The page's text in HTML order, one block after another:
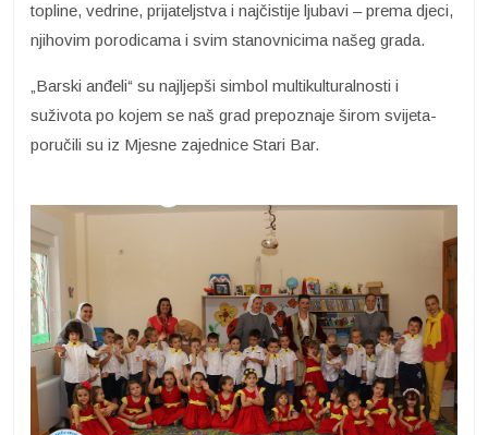
topline, vedrine, prijateljstva i najčistije ljubavi – prema djeci,
njihovim porodicama i svim stanovnicima našeg grada.
„Barski anđeli“ su najljepši simbol multikulturalnosti i
suživota po kojem se naš grad prepoznaje širom svijeta-
poručili su iz Mjesne zajednice Stari Bar.